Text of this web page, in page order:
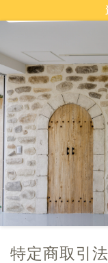
特定商取引